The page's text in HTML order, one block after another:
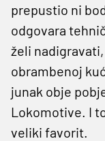
prepustio ni
odgovara
želi
obrambenoj
junak obje
Lokomotive. I
veliki favorit.